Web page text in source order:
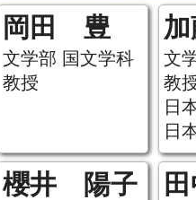
岡田 豊
文学部 国文学科
教授
文
教
日
日
櫻井 陽子